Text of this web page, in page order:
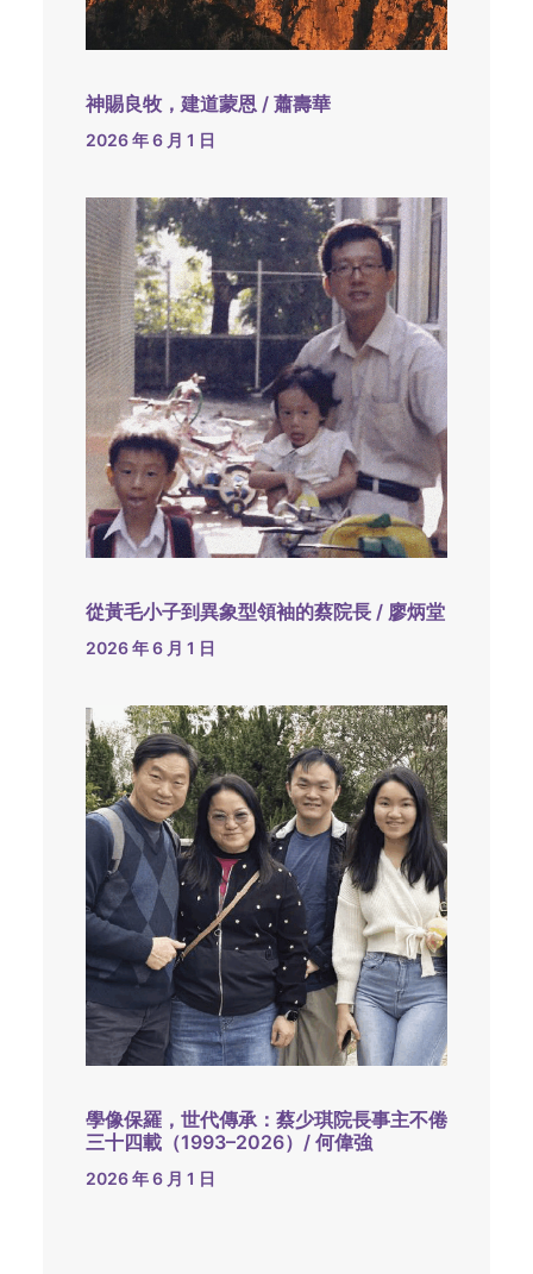
神賜良牧，建道蒙恩 / 蕭壽華
2026 年 6 月 1 日
從黃毛小子到異象型領袖的蔡院長 / 廖炳堂
2026 年 6 月 1 日
學像保羅，世代傳承：蔡少琪院長事主不倦
三十四載（1993–2026）/ 何偉強
2026 年 6 月 1 日